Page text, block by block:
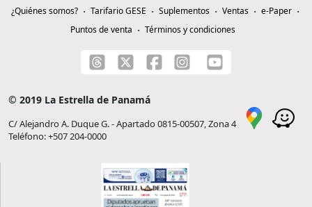
¿Quiénes somos? Tarifario GESE Suplementos Ventas
e-Paper
Puntos de venta
Términos y condiciones
© 2019 La Estrella de Panamá
C/ Alejandro A. Duque G. - Apartado 0815-00507, Zona 4
Teléfono: +507 204-0000